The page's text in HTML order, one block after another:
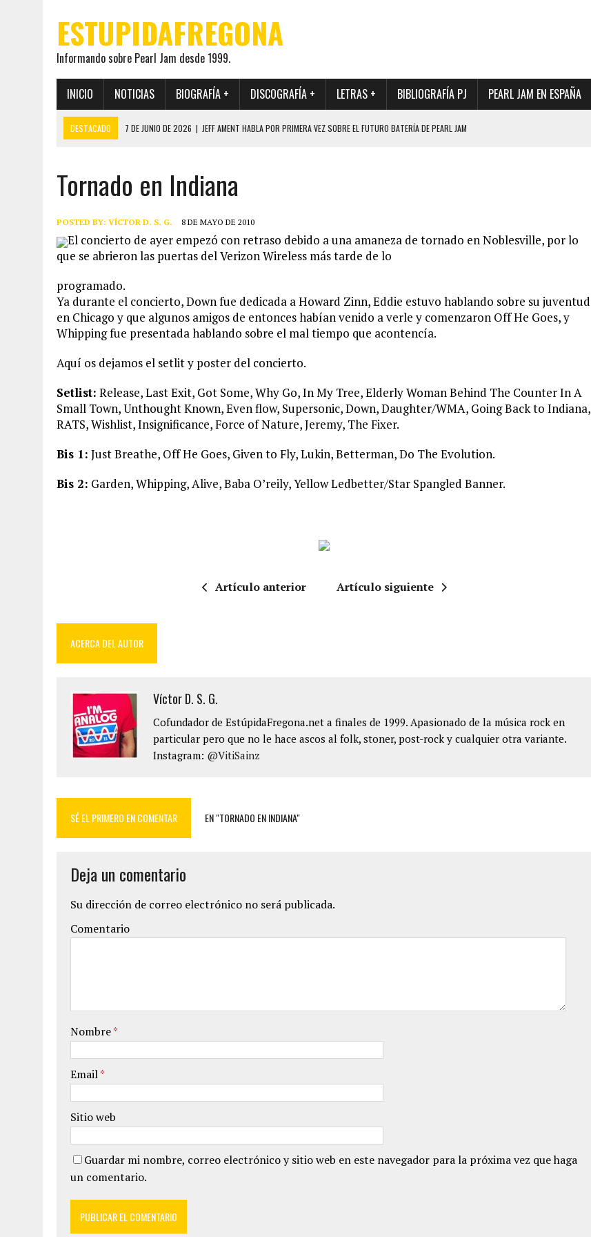
ESTUPIDAFREGONA
Informando sobre Pearl Jam desde 1999.
INICIO NOTICIAS BIOGRAFÍA + DISCOGRAFÍA + LETRAS + BIBLIOGRAFÍA PJ PEARL JAM EN ESPAÑA
DESTACADO 7 DE JUNIO DE 2026 | JEFF AMENT HABLA POR PRIMERA VEZ SOBRE EL FUTURO BATERÍA DE PEARL JAM
19 DE MAYO DE 2026
EL ENCUENTRO ENTRE NEIL YOUNG Y PEARL JAM QUE MARCÓ LOS 90, DE NUEVO EN VINILO.
12 DE MAYO DE 2026
| PEARL JAM REAPARECEN EN OHANA 2026 EN MEDIO DE LA INCERTIDUMBRE SOBRE SU FUTURA FORMACIÓN
28 DE JULIO DE 2026 | JEFF AMENT PUBLICA SINCE FOREVER, UN LIBRO CON FOTOGRAFÍAS INÉDITAS DE LA HISTORIA DE PEARL JAM
Tornado en Indiana
POSTED BY: VÍCTOR D. S. G. 8 DE MAYO DE 2010
El concierto de ayer empezó con retraso debido a una amaneza de tornado en Noblesville, por lo
que se abrieron las puertas del Verizon Wireless más tarde de lo
programado.
Ya durante el concierto, Down fue dedicada a Howard Zinn, Eddie estuvo hablando sobre su juventud
en Chicago y que algunos amigos de entonces habían venido a verle y comenzaron Off He Goes, y
Whipping fue presentada hablando sobre el mal tiempo que acontencía.
Aquí os dejamos el setlit y poster del concierto.
Setlist: Release, Last Exit, Got Some, Why Go, In My Tree, Elderly Woman Behind The Counter In A
Small Town, Unthought Known, Even flow, Supersonic, Down, Daughter/WMA, Going Back to Indiana,
RATS, Wishlist, Insignificance, Force of Nature, Jeremy, The Fixer.
Bis 1: Just Breathe, Off He Goes, Given to Fly, Lukin, Betterman, Do The Evolution.
Bis 2: Garden, Whipping, Alive, Baba O’reily, Yellow Ledbetter/Star Spangled Banner.
Artículo anterior Artículo siguiente
ACERCA DEL AUTOR
Víctor D. S. G.
Cofundador de EstúpidaFregona.net a finales de 1999. Apasionado de la música rock en
particular pero que no le hace ascos al folk, stoner, post-rock y cualquier otra variante.
Instagram: @VitiSainz
SÉ EL PRIMERO EN COMENTAR EN "TORNADO EN INDIANA"
Deja un comentario
Su dirección de correo electrónico no será publicada.
Comentario
Nombre*
Email*
Sitio web
Guardar mi nombre, correo electrónico y sitio web en este navegador para la próxima vez que haga
un comentario.